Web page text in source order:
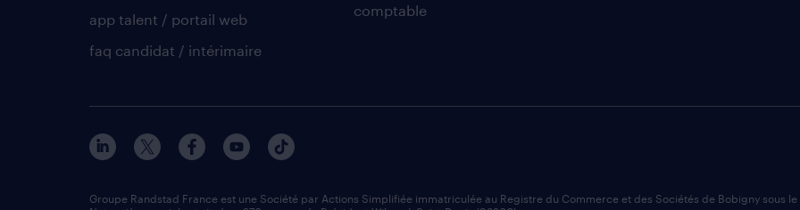
app talent / portail web
faq candidat / intérimaire
comptable
Groupe Randstad France est une Société par Actions Simplifiée immatriculée au Registre du Commerce et des Sociétés de Bobigny sous le